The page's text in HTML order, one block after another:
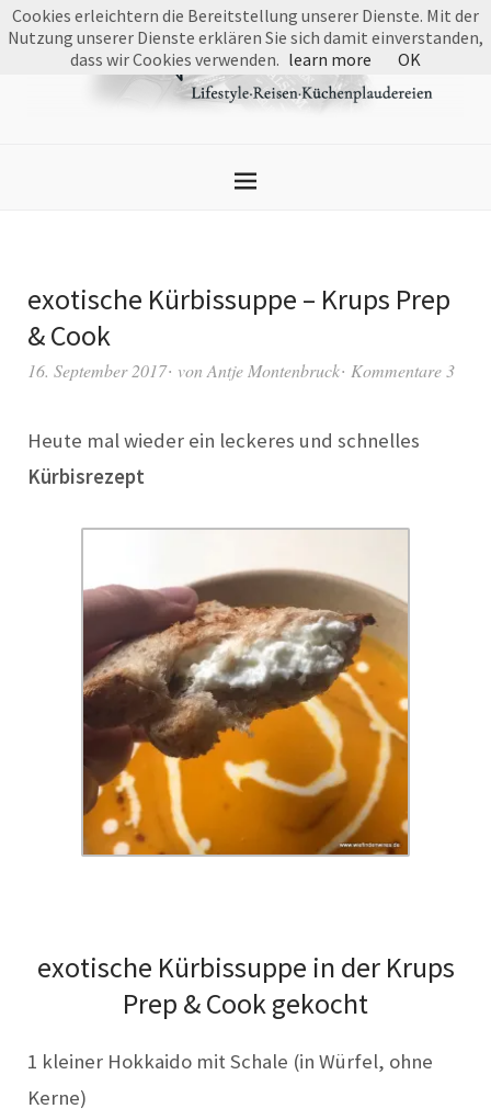
exotische Kürbissuppe – Krups Prep
& Cook
16. September 2017 vonAntje Montenbruck Kommentare 3
Heute mal wieder ein leckeres und schnelles
Kürbisrezept
exotische Kürbissuppe in der Krups
Prep & Cook gekocht
1 kleiner Hokkaido mit Schale (in Würfel, ohne
Kerne)
Cookies erleichtern die Bereitstellung unserer Dienste. Mit der
Nutzung unserer Dienste erklären Sie sich damit einverstanden,
dass wir Cookies verwenden. learn more OK